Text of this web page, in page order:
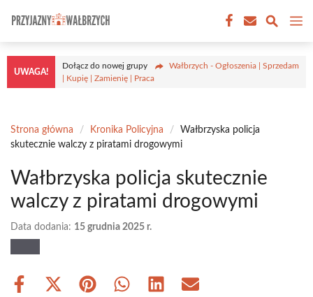
treści
UWAGA!
Dołącz do nowej grupy
Wałbrzych - Ogłoszenia | Sprzedam
| Kupię | Zamienię | Praca
Strona główna / Kronika Policyjna /
Wałbrzyska policja
skutecznie walczy z piratami drogowymi
Wałbrzyska policja skutecznie
walczy z piratami drogowymi
Data dodania: 15 grudnia 2025 r.
Share
Share Share Share Share Share